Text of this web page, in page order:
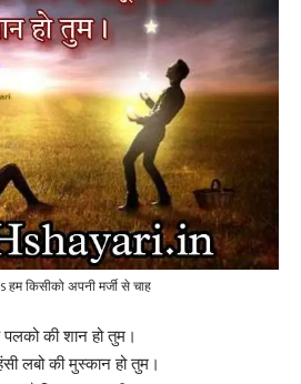
हम किसीको अपनी मर्जी से चाह
की शान हो तुम।
लबो की मुस्कान हो तुम।